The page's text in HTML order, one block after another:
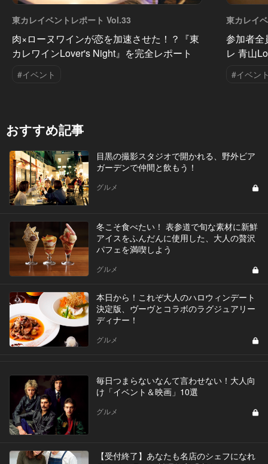
東カレイベントレポート Vol.33
肉×ローヌワインが恋を加速させた！？『東
カレワインLover's Night』を完全レポート
#イベント
東カレイ
参加者全
レ 青山
#イベン
おすすめ記事
目黒の撮影スタジオで開かれる、野外ビア
ガーデンで仲間と飲もう！
グルメ
冬こそ食べたい！ 表参道で旬な素材に新鮮
アイスをふんだんに使用した、大人の贅沢
パフェを満喫しよう
グルメ
本日から！これぞ大人のハロウィンデート
決定版、ヴーヴとコラボのラグジュアリー
ディナー！
グルメ
毎日つまらないなんて言わせない！大人向
け「イベント＆映画」10選
グルメ
【受付終了】あなたも名店のシェフになれ